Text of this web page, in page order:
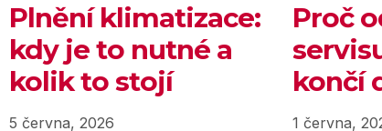
Plnění klimatizace:
kdy je to nutné a
kolik to stojí
5 června, 2026
Proč
končí
1 června,